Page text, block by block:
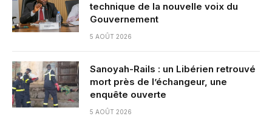
technique de la nouvelle voix du
Gouvernement
5 AOÛT 2026
Sanoyah-Rails : un Libérien retrouvé
mort près de l’échangeur, une
enquête ouverte
5 AOÛT 2026